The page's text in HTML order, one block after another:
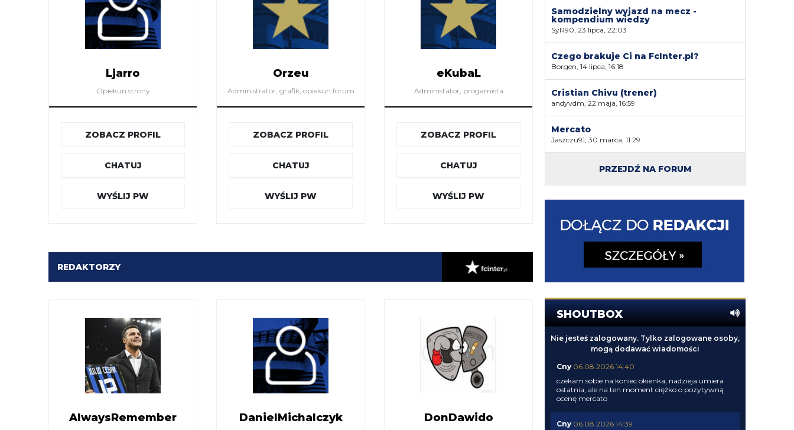
Ljarro
Opiekun strony
ZOBACZ PROFIL
CHATUJ
WYŚLIJ PW
Orzeu
Administrator, grafik, opiekun forum
ZOBACZ PROFIL
CHATUJ
WYŚLIJ PW
eKubaL
Administator, progamista
ZOBACZ PROFIL
CHATUJ
WYŚLIJ PW
REDAKTORZY
AlwaysRemember DanielMichalczyk DonDawido
Samodzielny wyjazd na mecz -
kompendium wiedzy
SyR90, 23 lipca, 22:03
Czego brakuje Ci na FcInter.pl?
Borgen, 14 lipca, 16:18
Cristian Chivu (trener)
andyvdm, 22 maja, 16:59
Mercato
Jaszczu91, 30 marca, 11:29
PRZEJDŹ NA FORUM
SHOUTBOX
Nie jesteś zalogowany. Tylko zalogowane osoby,
mogą dodawać wiadomości
Cny 06.08.2026 14:40
czekam sobie na koniec okienka, nadzieja umiera
ostatnia, ale na ten moment ciężko o pozytywną
ocenę mercato
Cny 06.08.2026 14:39